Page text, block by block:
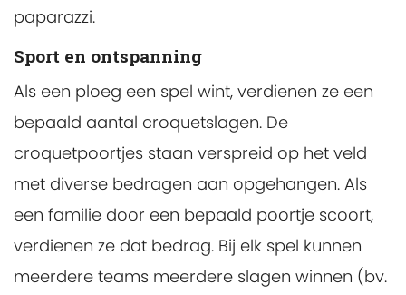
paparazzi.
Sport en ontspanning
Als een ploeg een spel wint, verdienen ze een
bepaald aantal croquetslagen. De
croquetpoortjes staan verspreid op het veld
met diverse bedragen aan opgehangen. Als
een familie door een bepaald poortje scoort,
verdienen ze dat bedrag. Bij elk spel kunnen
meerdere teams meerdere slagen winnen (bv.